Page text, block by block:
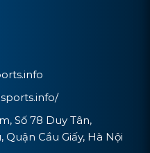
Số 78 Duy Tân,
Cầu Giấy, Hà Nội